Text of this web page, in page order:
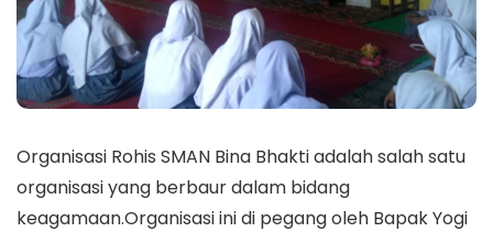
Organisasi Rohis SMAN Bina Bhakti adalah salah satu
organisasi yang berbaur dalam bidang
keagamaan.Organisasi ini di pegang oleh Bapak Yogi